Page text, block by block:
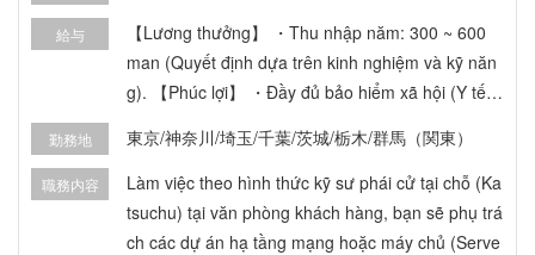
給与
【Lương thưởng】 ・Thu nhập năm: 300 ~ 600
man (Quyết định dựa trên kinh nghiệm và kỹ năn
g). 【Phúc lợi】 ・Đầy đủ bảo hiểm xã hội (Y tế,
gia nhập (Bảo mật thông tin, tác phong kinh doan
h) ・Chế độ hỗ trợ kỹ sư (Thưởng đạt chứng chỉ,
hỗ trợ mua sách kỹ thuật, hỗ trợ khóa học kỹ thuậ
t, khóa học Java/Hạ tầng, E-learning) ・Giao lưu
勤務地 東京/神奈川/埼玉/千葉/茨城/栃木/群馬（関東）
職務内容
Làm việc theo hình thức kỹ sư phái cử tại chỗ (Ka
tsuchu) tại văn phòng khách hàng, bạn sẽ phụ trá
ch các dự án hạ tầng mạng hoặc máy chủ (Serve